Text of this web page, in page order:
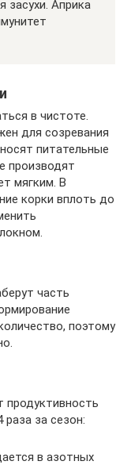
засухи. Априка
в чистоте.
для созревания
питательные
производят
мягким. В
корки вплоть до
часть
поэтому
за сезон:
в азотных